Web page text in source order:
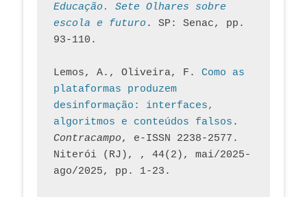
Educação. Sete Olhares sobre
escola e futuro. SP: Senac, pp.
93-110.
Lemos, A., Oliveira, F. Como as
plataformas produzem
desinformação: interfaces,
algoritmos e conteúdos falsos
Contracampo, e-ISSN 2238-2577.
Niterói (RJ), , 44(2), mai/2025-
ago/2025, pp. 1-23.